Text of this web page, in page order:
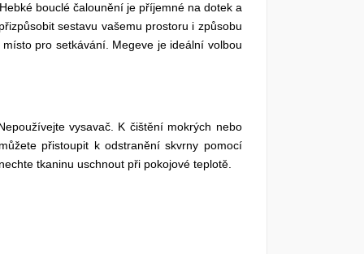
bouclé čalounění je příjemné na dotek a
sestavu vašemu prostoru i způsobu
pro setkávání. Megeve je ideální volbou
vysavač. K čištění mokrých nebo
přistoupit k odstranění skvrny pomocí
tkaninu uschnout při pokojové teplotě.